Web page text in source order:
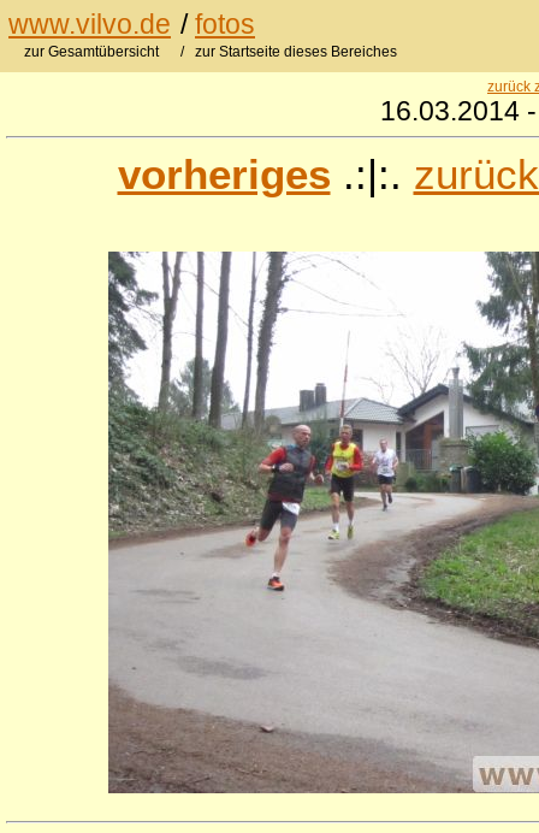
www.vilvo.de /fotos
zur Gesamtübersicht / zur Startseite dieses Bereiches
zurück
16.03.2014
vorheriges .:|:.